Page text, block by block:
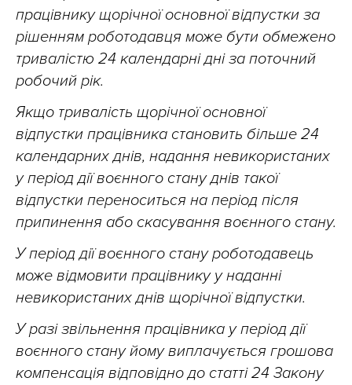
працівнику щорічної основної відпустки за
рішенням роботодавця може бути обмежено
тривалістю 24 календарні дні за поточний
робочий рік.
Якщо тривалість щорічної основної
відпустки працівника становить більше 24
календарних днів, надання невикористаних
у період дії воєнного стану днів такої
відпустки переноситься на період після
припинення або скасування воєнного стану.
У період дії воєнного стану роботодавець
може відмовити працівнику у наданні
невикористаних днів щорічної відпустки.
У разі звільнення працівника у період дії
воєнного стану йому виплачується грошова
компенсація відповідно до статті 24 Закону